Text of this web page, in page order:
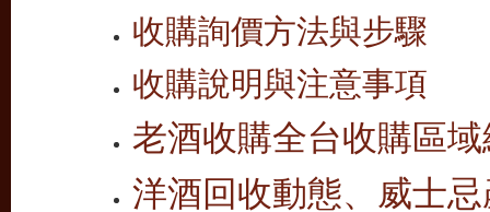
收購詢價方法與步驟
收購說明與注意事項
老酒收購全台收購區
洋酒回收動態、威士